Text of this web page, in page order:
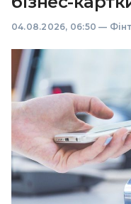
04.08.2026, 06:50 —